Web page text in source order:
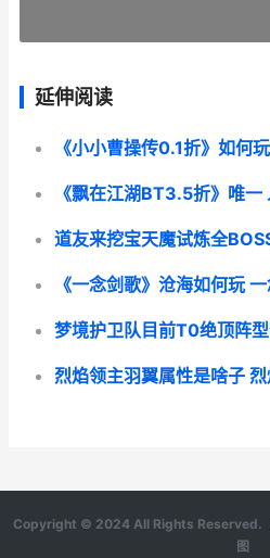
延伸阅读
《小小曹操传0.1折》如何
《飘在江湖BT3.5折》唯一
道友来挖宝天魔试炼全
《一念剑歌》沧海如何玩
Copyright © 2024 All Rights Reserved.
图